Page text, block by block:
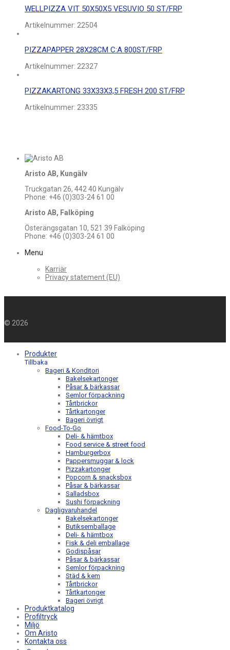
WELLPIZZA VIT 50X50X5 VESUVIO 50 ST/FRP
Artikelnummer: 22504
PIZZAPAPPER 28X28CM C:A 800ST/FRP
Artikelnummer: 22327
PIZZAKARTONG 33X33X3,5 FRESH 200 ST/FRP
Artikelnummer: 23335
Aristo AB, Kungälv
Truckgatan 26, 442 40 Kungälv
Phone: +46 (0)303-24 61 00
Aristo AB, Falköping
Österängsgatan 10, 521 39 Falköping
Phone: +46 (0)303-24 61 00
Menu
Karriär
Privacy statement (EU)
© 2026
Produkter
Tillbaka
Bageri & Konditori
Bakelsekartonger
Påsar & bärkassar
Semlor förpackning
Tårtbrickor
Tårtkartonger
Bageri övrigt
Food-To-Go
Deli- & hämtbox
Food service & street food
Hamburgerbox
Pappersmuggar & lock
Pizzakartonger
Popcorn & snacksbox
Påsar & bärkassar
Salladsbox
Sushi förpackning
Dagligvaruhandel
Bakelsekartonger
Butiksemballage
Deli- & hämtbox
Fisk & deli emballage
Godispåsar
Påsar & bärkassar
Semlor förpackning
Städ & kem
Tårtbrickor
Tårtkartonger
Bageri övrigt
Produktkatalog
Profiltryck
Miljö
Om Aristo
Kontakta oss